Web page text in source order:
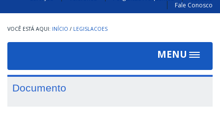
Fale Conosco
INÍCIO / LEGISLACOES
MENU
Toggle
Documento